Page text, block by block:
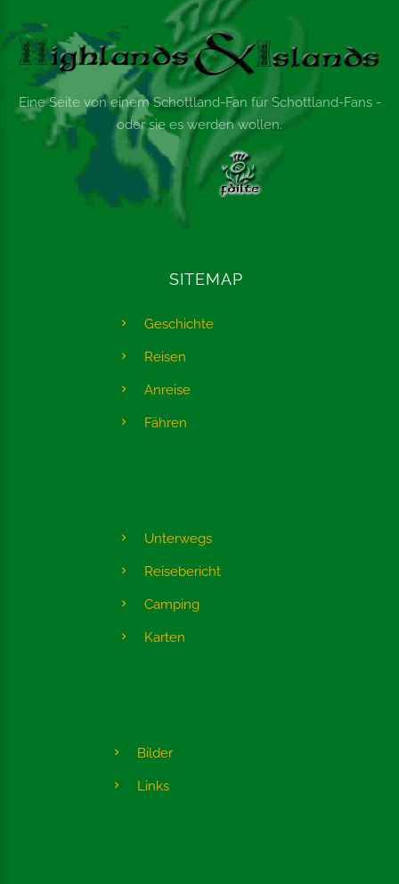
Eine Seite von einem Schottland-Fan für Schottland-Fans -
oder sie es werden wollen.
SITEMAP
Geschichte
Reisen
Anreise
Fähren
Unterwegs
Reisebericht
Camping
Karten
Bilder
Links